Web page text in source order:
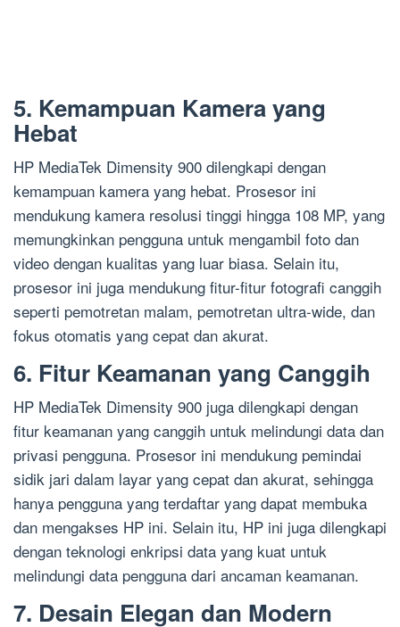
5. Kemampuan Kamera yang
Hebat
HP MediaTek Dimensity 900 dilengkapi dengan
kemampuan kamera yang hebat. Prosesor ini
mendukung kamera resolusi tinggi hingga 108 MP, yang
memungkinkan pengguna untuk mengambil foto dan
video dengan kualitas yang luar biasa. Selain itu,
prosesor ini juga mendukung fitur-fitur fotografi canggih
seperti pemotretan malam, pemotretan ultra-wide, dan
fokus otomatis yang cepat dan akurat.
6. Fitur Keamanan yang Canggih
HP MediaTek Dimensity 900 juga dilengkapi dengan
fitur keamanan yang canggih untuk melindungi data dan
privasi pengguna. Prosesor ini mendukung pemindai
sidik jari dalam layar yang cepat dan akurat, sehingga
hanya pengguna yang terdaftar yang dapat membuka
dan mengakses HP ini. Selain itu, HP ini juga dilengkapi
dengan teknologi enkripsi data yang kuat untuk
melindungi data pengguna dari ancaman keamanan.
7. Desain Elegan dan Modern